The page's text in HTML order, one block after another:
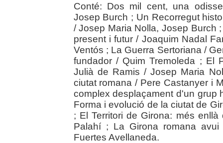
Conté: Dos mil cent, una
Josep Burch ; Un Recorregut
/ Josep Maria Nolla, Josep Burch
present i futur / Joaquim Nadal
Ventós ; La Guerra Sertoriana /
fundador / Quim Tremoleda ; El
Julià de Ramis / Josep Maria
ciutat romana / Pere Castanyer i
complex desplaçament d'un grup
Forma i evolució de la ciutat de
; El Territori de Girona: més
Palahí ; La Girona romana
Fuertes Avellaneda.